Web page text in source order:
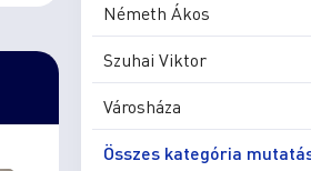
Németh Ákos
Szuhai Viktor
Városháza
Összes kategória